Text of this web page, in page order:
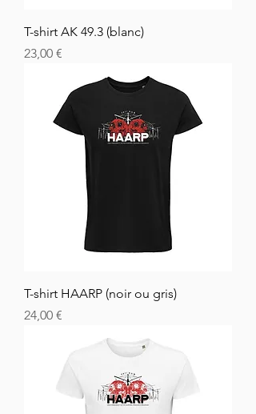
T-shirt AK 49.3 (blanc)
Cena
23,00 €
T-shirt HAARP (noir ou gris)
Cena
24,00 €